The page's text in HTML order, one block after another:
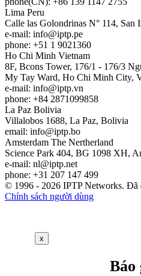
Lima Peru
Calle las Golondrinas N° 114, San
e-mail: info
iptp.pe
phone: +51 1 9021360
Ho Chi Minh Vietnam
8F, Bcons Tower, 176/1 - 176/3
My Tay Ward, Ho Chi Minh City,
e-mail: info
iptp.vn
phone: +84 2871099858
La Paz Bolivia
Villalobos 1688, La Paz, Bolivia
email: info
iptp.bo
Amsterdam The Nertherland
Science Park 404, BG 1098 XH,
e-mail: nl
iptp.net
phone: +31 207 147 499
© 1996 - 2026 IPTP Networks. Đã
Chính sách người dùng
x
Báo